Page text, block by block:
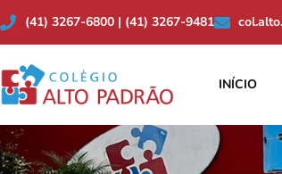
(41) 3267-6800 | (41) 3267-9481
INÍCIO